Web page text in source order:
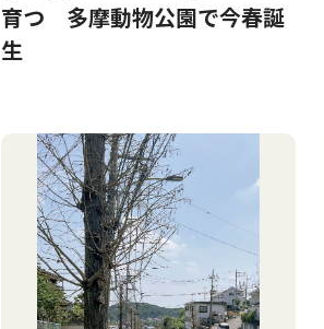
育つ 多摩動物公園で今春誕
生